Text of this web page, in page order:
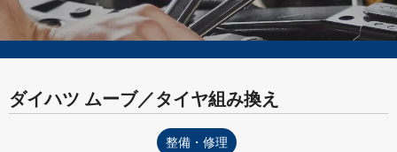
ダイハツ ムーブ／タイヤ組み換え
整備・修理